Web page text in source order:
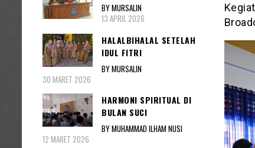
BY MURSALIN
13 APRIL 2026
HALALBIHALAL SETELAH
IDUL FITRI
BY MURSALIN
30 MARET 2026
HARMONI SPIRITUAL DI
BULAN SUCI
BY MUHAMMAD ILHAM NUSI
12 MARET 2026